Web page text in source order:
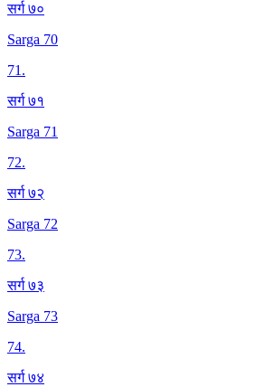
सर्ग ७०
Sarga 70
71.
सर्ग ७१
Sarga 71
72.
सर्ग ७२
Sarga 72
73.
सर्ग ७३
Sarga 73
74.
सर्ग ७४